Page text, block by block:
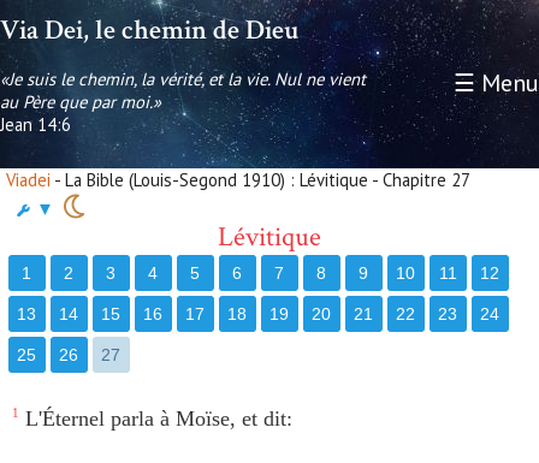
Via Dei, le chemin de Dieu
«Je suis le chemin, la vérité, et la vie. Nul ne vient
au Père que par moi.»
Jean 14:6
☰ Menu
Viadei - La Bible (Louis-Segond 1910) : Lévitique - Chapitre 27
▼
Lévitique
1 2 3 4 5 6 7 8 9 10 11 12
13 14 15 16 17 18 19 20 21 22 23 24
25 26 27
1 L'Éternel parla à Moïse, et dit: